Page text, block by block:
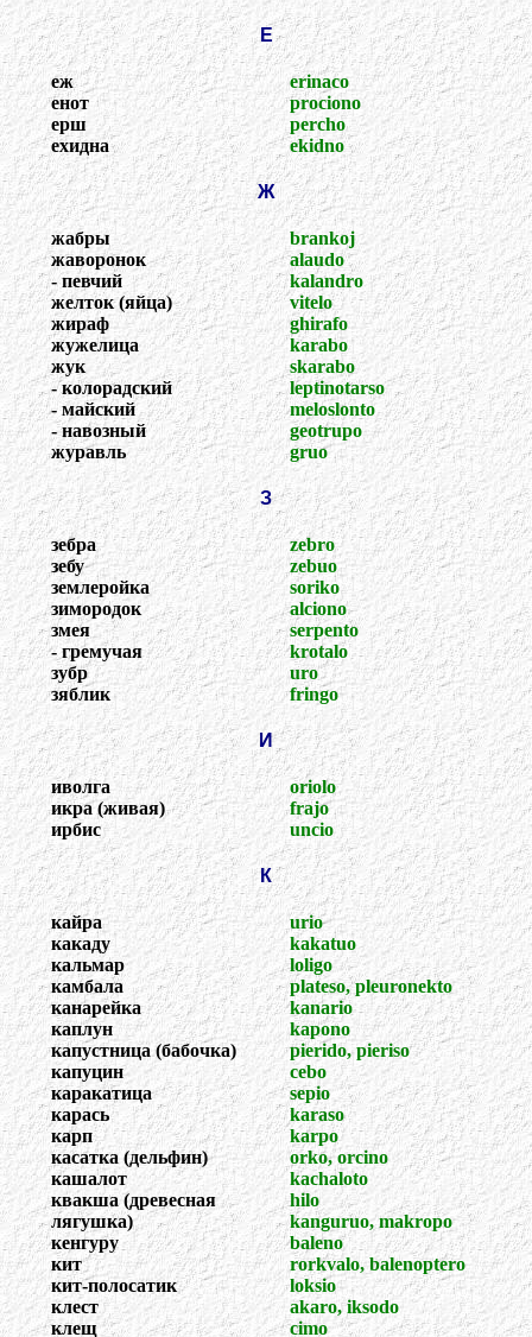
Е
еж
енот
ерш
ехидна
erinaco
prociono
percho
ekidno
Ж
жабры
жаворонок
- певчий
желток (яйца)
жираф
жужелица
жук
- колорадский
- майский
- навозный
журавль
brankoj
alaudo
kalandro
vitelo
ghirafo
karabo
skarabo
leptinotarso
meloslonto
geotrupo
gruo
З
зебра
зебу
землеройка
зимородок
змея
- гремучая
зубр
зяблик
zebro
zebuo
soriko
alciono
serpento
krotalo
uro
fringo
И
иволга
икра (живая)
ирбис
oriolo
frajo
uncio
К
кайра
какаду
кальмар
камбала
канарейка
каплун
капустница (бабочка)
капуцин
каракатица
карась
карп
касатка (дельфин)
кашалот
квакша (древесная
лягушка)
кенгуру
кит
кит-полосатик
клест
клещ
urio
kakatuo
loligo
plateso, pleuronekto
kanario
kapono
pierido, pieriso
cebo
sepio
karaso
karpo
orko, orcino
kachaloto
hilo
kanguruo, makropo
baleno
rorkvalo, balenoptero
loksio
akaro, iksodo
cimo